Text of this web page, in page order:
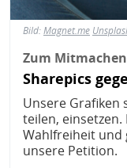
Bild:Magnet.me
Zum Mitmachen
Sharepics
Unsere
teilen,
Wahlfreiheit und
unsere Petition.